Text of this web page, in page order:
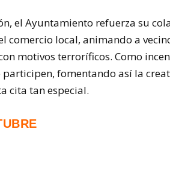
el Ayuntamiento refuerza su
comercio local, animando a
motivos terroríficos. Como
fomentando así la
cita tan especial.